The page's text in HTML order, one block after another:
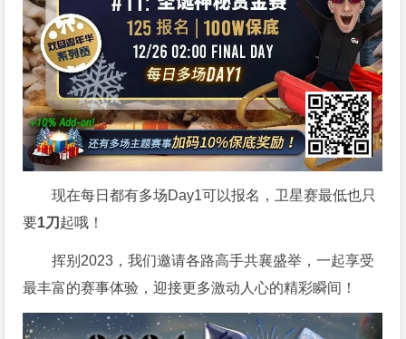
现在每日都有多场Day1可以报名，卫星赛最低也只
要1刀 起哦！
挥别2023，我们邀请各路高手共襄盛举，一起享受
最丰富的赛事体验，迎接更多激动人心的精彩瞬间！